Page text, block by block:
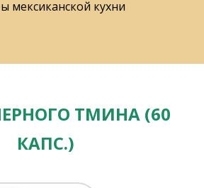
мексиканской кухни
ТМИНА (60
КАПС.)